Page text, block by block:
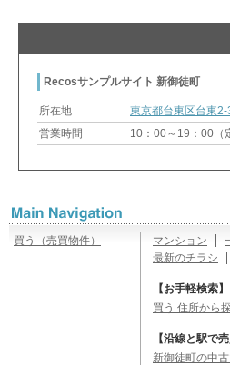
Recosサンプルサイト 新御徒町
所在地
東京都台東区台東
営業時間
10：00～19：00（
買う（売買物件） マンション
最新のチラシ
【お手軽検索】
買う 住所から
【沿線と駅で
新御徒町の中